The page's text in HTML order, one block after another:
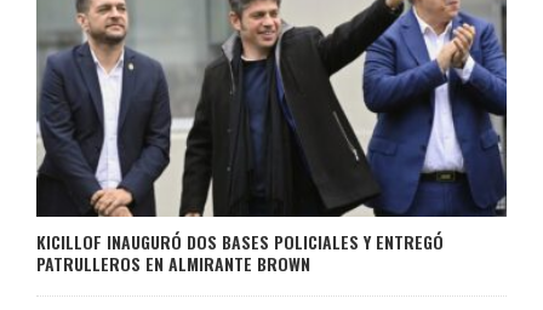
KICILLOF INAUGURÓ DOS BASES POLICIALES Y ENTREGÓ
PATRULLEROS EN ALMIRANTE BROWN